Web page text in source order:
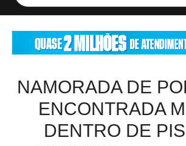
NAMORADA DE
ENCONTRADA
DENTRO DE